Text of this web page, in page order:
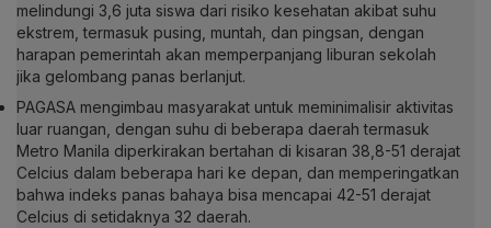
melindungi 3,6 juta siswa dari risiko kesehatan akibat suhu
ekstrem, termasuk pusing, muntah, dan pingsan, dengan
harapan pemerintah akan memperpanjang liburan sekolah
jika gelombang panas berlanjut.
PAGASA mengimbau masyarakat untuk meminimalisir aktivitas
luar ruangan, dengan suhu di beberapa daerah termasuk
Metro Manila diperkirakan bertahan di kisaran 38,8-51 derajat
Celcius dalam beberapa hari ke depan, dan memperingatkan
bahwa indeks panas bahaya bisa mencapai 42-51 derajat
Celcius di setidaknya 32 daerah.